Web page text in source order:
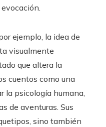
ejemplo, la idea de
visualmente
que altera la
cuentos como una
la psicología humana,
de aventuras. Sus
sino también